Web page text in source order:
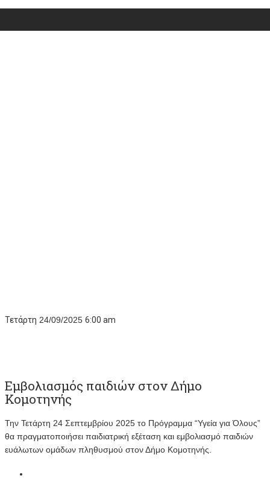
Τετάρτη 24/09/2025 6:00 am
Εμβολιασμός παιδιών στον Δήμο
Κομοτηνής
Την Τετάρτη 24 Σεπτεμβρίου 2025 το Πρόγραμμα “Υγεία για Όλους”
θα πραγματοποιήσει παιδιατρική εξέταση και εμβολιασμό παιδιών
ευάλωτων ομάδων πληθυσμού στον Δήμο Κομοτηνής.